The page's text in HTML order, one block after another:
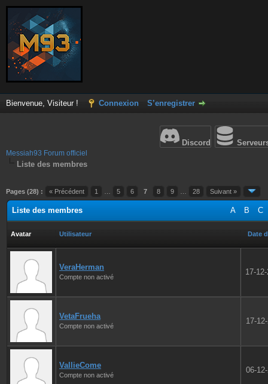
Bienvenue, Visiteur ! Connexion S’enregistrer
Discord
Messiah93 Forum officiel
Liste des membres
Pages (28) : « Précédent 1 5 6 7 8 9 28 Suivant »
A B C
Liste des membres
Avatar Utilisateur Date
VeraHerman
Compte non activé
17-
VetaFrueha
Compte non activé
17-
VallieCome
Compte non activé
06-